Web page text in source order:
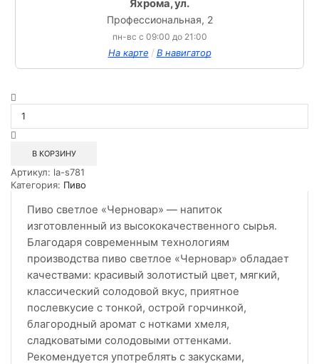
Яхрома, ул.
Профессиональная, 2
пн-вс с 09:00 до 21:00
На карте / В навигатор
товара
Пиво
светлое
0,5л
СТ
В КОРЗИНУ
Артикул: la-s781
Категория: Пиво
Пиво светлое «Черновар» — напиток
изготовленный из высококачественного сырья.
Благодаря современным технологиям
производства пиво светлое «Черновар» обладает
качествами: красивый золотистый цвет, мягкий,
классический солодовой вкус, приятное
послевкусие с тонкой, острой горчинкой,
благородный аромат с нотками хмеля,
сладковатыми солодовыми оттенками.
Рекомендуется употреблять с закусками,